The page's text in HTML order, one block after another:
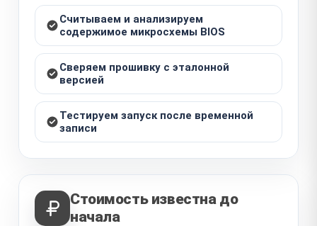
Считываем и анализируем
содержимое микросхемы BIOS
Сверяем прошивку с эталонной
версией
Тестируем запуск после временной
записи
Стоимость известна до
начала